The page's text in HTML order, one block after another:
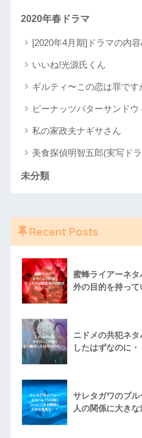
2020年春ドラマ
[2020年4月期]ドラマの内
いいね!光源氏くん
ギルティ〜この恋は罪です
ピーナッツバターサンド
私の家政夫ナギサさん
美食探偵明智五郎(実写ド
未分類
Recent Posts
蜜蜂ライアーネ
外の目的を持って
ニドメの共犯ネ
したはずなのに・
サレタガワのブ
人の関係に大きな